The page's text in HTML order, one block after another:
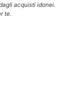
acquisti idonei.
te.